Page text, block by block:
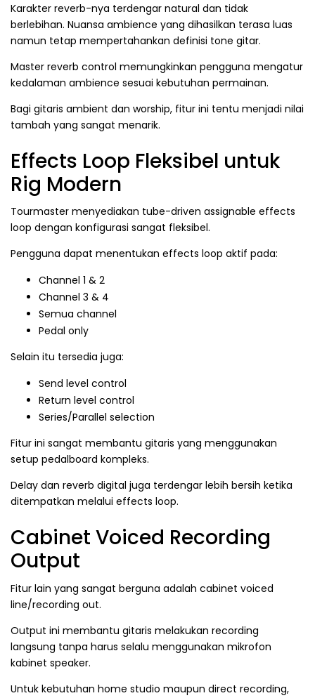
Karakter reverb-nya terdengar natural dan tidak
berlebihan. Nuansa ambience yang dihasilkan terasa luas
namun tetap mempertahankan definisi tone gitar.
Master reverb control memungkinkan pengguna mengatur
kedalaman ambience sesuai kebutuhan permainan.
Bagi gitaris ambient dan worship, fitur ini tentu menjadi nilai
tambah yang sangat menarik.
Effects Loop Fleksibel untuk
Rig Modern
Tourmaster menyediakan tube-driven assignable effects
loop dengan konfigurasi sangat fleksibel.
Pengguna dapat menentukan effects loop aktif pada:
Channel 1 & 2
Channel 3 & 4
Semua channel
Pedal only
Selain itu tersedia juga:
Send level control
Return level control
Series/Parallel selection
Fitur ini sangat membantu gitaris yang menggunakan
setup pedalboard kompleks.
Delay dan reverb digital juga terdengar lebih bersih ketika
ditempatkan melalui effects loop.
Cabinet Voiced Recording
Output
Fitur lain yang sangat berguna adalah cabinet voiced
line/recording out.
Output ini membantu gitaris melakukan recording
langsung tanpa harus selalu menggunakan mikrofon
kabinet speaker.
Untuk kebutuhan home studio maupun direct recording,